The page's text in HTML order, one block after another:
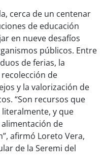
cerca de un centenar
de educación
en nueve desafíos
públicos. Entre
de ferias, la
de
y la valorización de
“Son recursos que
y que
de
afirmó Loreto Vera,
de la Seremi del